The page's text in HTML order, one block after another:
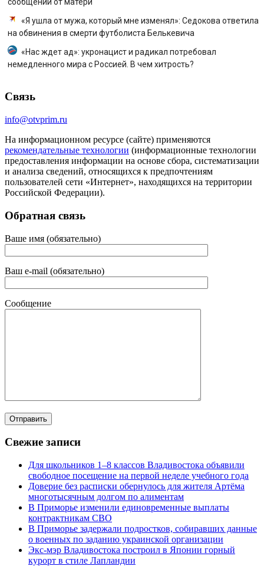
«Я ушла от мужа, который мне изменял»: Седокова ответила
на обвинения в смерти футболиста Белькевича
«Нас ждет ад»: укронацист и радикал потребовал
немедленного мира с Россией. В чем хитрость?
Связь
info@otvprim.ru
На информационном ресурсе (сайте) применяются
рекомендательные технологии (информационные технологии
предоставления информации на основе сбора, систематизации
и анализа сведений, относящихся к предпочтениям
пользователей сети «Интернет», находящихся на территории
Российской Федерации).
Обратная связь
Ваше имя (обязательно)
Ваш e-mail (обязательно)
Сообщение
Свежие записи
Для школьников 1–8 классов Владивостока объявили
свободное посещение на первой неделе учебного года
Доверие без расписки обернулось для жителя Артёма
многотысячным долгом по алиментам
В Приморье изменили единовременные выплаты
контрактникам СВО
В Приморье задержали подростков, собиравших данные
о военных по заданию украинской организации
Экс-мэр Владивостока построил в Японии горный
курорт в стиле Лапландии